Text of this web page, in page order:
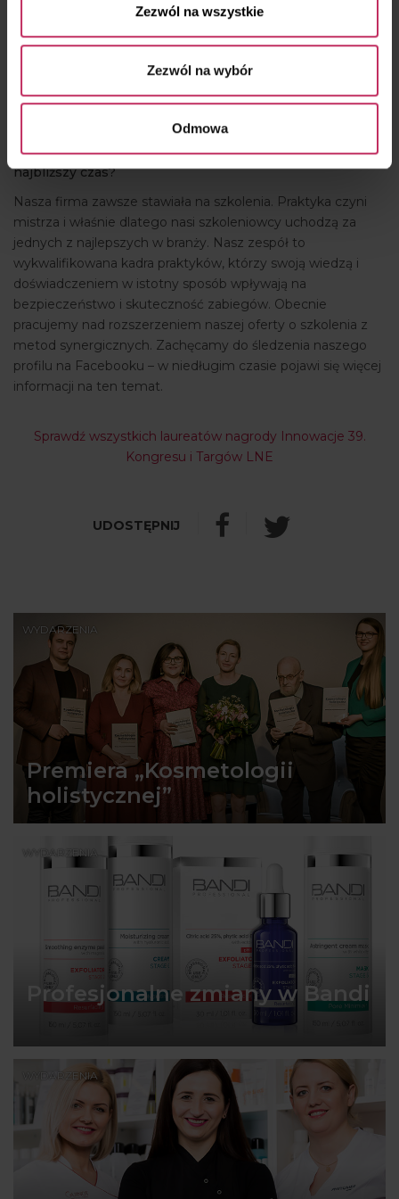
Zezwól na wszystkie
Zezwól na wybór
Odmowa
widzenia klienta jest: profesjonalne doradztwo
skuteczny serwis. Naszym klientom zapewniamy szeroką
ofertę, korzystne ceny, opiekę posprzedażową oraz
wsparcie oparte na nowoczesnych narzędziach
marketingowych.
Jakie kierunki rozwoju wyznaczają sobie Państwo na
najbliższy czas?
Nasza firma zawsze stawiała na szkolenia. Praktyka czyni
mistrza i właśnie dlatego nasi szkoleniowcy uchodzą za
jednych z najlepszych w branży. Nasz zespół to
wykwalifikowana kadra praktyków, którzy swoją wiedzą i
doświadczeniem w istotny sposób wpływają na
bezpieczeństwo i skuteczność zabiegów. Obecnie
pracujemy nad rozszerzeniem naszej oferty o szkolenia z
metod synergicznych. Zachęcamy do śledzenia naszego
profilu na Facebooku – w niedługim czasie pojawi się więcej
informacji na ten temat.
Sprawdź wszystkich laureatów nagrody Innowacje 39.
Kongresu i Targów LNE
WYDARZENIA
Premiera „Kosmetologii
holistycznej”
WYDARZENIA
Profesjonalne zmiany w Bandi
WYDARZENIA